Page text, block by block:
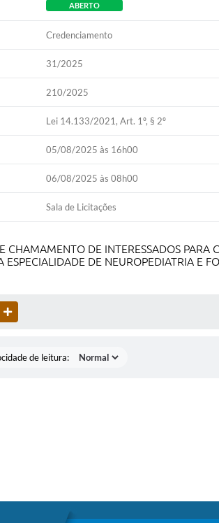
ABERTO
Credenciamento
31/2025
210/2025
Lei 14.133/2021, Art. 1º, § 2º
05/08/2025 às 16h00
06/08/2025 às 08h00
Sala de Licitações
DE INTERESSADOS
DE NEUROPEDIATRIA E
de leitura: